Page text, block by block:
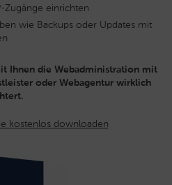
Zugänge einrichten
wie Backups oder Updates mit
Ihnen die Webadministration mit
oder Webagentur wirklich
kostenlos downloaden